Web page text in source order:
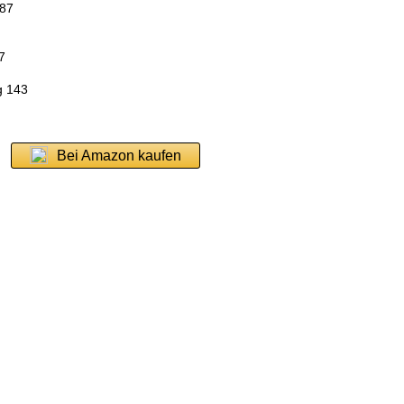
143
Bei Amazon kaufen